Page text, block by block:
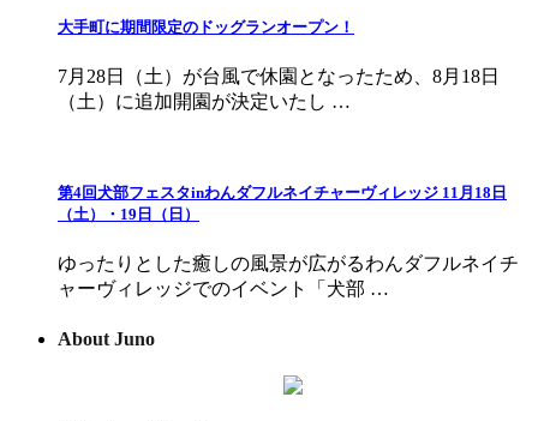
大手町に期間限定のドッグランオープン！
7月28日（土）が台風で休園となったため、8月18日
（土）に追加開園が決定いたし …
第4回犬部フェスタinわんダフルネイチャーヴィレッジ 11月18日
（土）・19日（日）
ゆったりとした癒しの風景が広がるわんダフルネイチ
ャーヴィレッジでのイベント「犬部 …
About Juno